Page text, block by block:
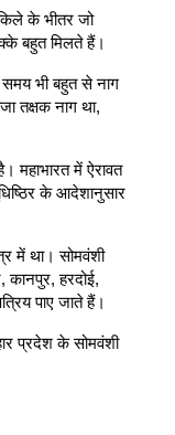
के भीतर जो
बहुत मिलते हैं।
समय भी बहुत से नाग
तक्षक नाग था,
महाभारत में ऐरावत
के आदेशानुसार
में था। सोमवंशी
कानपुर, हरदोई,
पाए जाते हैं।
प्रदेश के सोमवंशी